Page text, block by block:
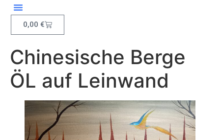
springen
0,00€
Chinesische Berge
ÖL auf Leinwand